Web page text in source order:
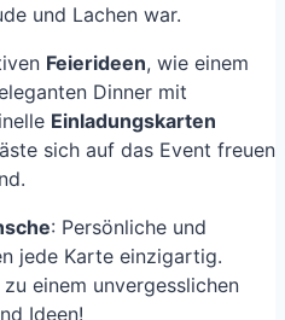
und Lachen war.
Feierideen, wie einem
Dinner mit
Einladungskarten
sich auf das Event freuen
: Persönliche und
jede Karte einzigartig.
einem unvergesslichen
Ideen!